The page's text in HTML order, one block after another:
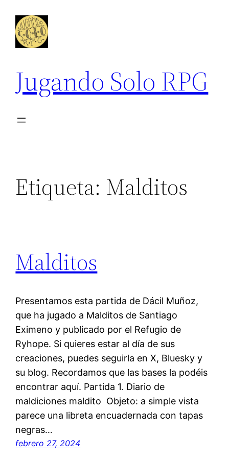
contenido
Jugando Solo RPG
Etiqueta: Malditos
Malditos
Presentamos esta partida de Dácil Muñoz,
que ha jugado a Malditos de Santiago
Eximeno y publicado por el Refugio de
Ryhope. Si quieres estar al día de sus
creaciones, puedes seguirla en X, Bluesky y
su blog. Recordamos que las bases la podéis
encontrar aquí. Partida 1. Diario de
maldiciones maldito Objeto: a simple vista
parece una libreta encuadernada con tapas
negras…
febrero 27, 2024